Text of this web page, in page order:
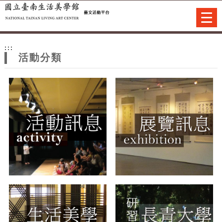
站
主
題
跳到主要內容
網站導覽
:::
活動分類